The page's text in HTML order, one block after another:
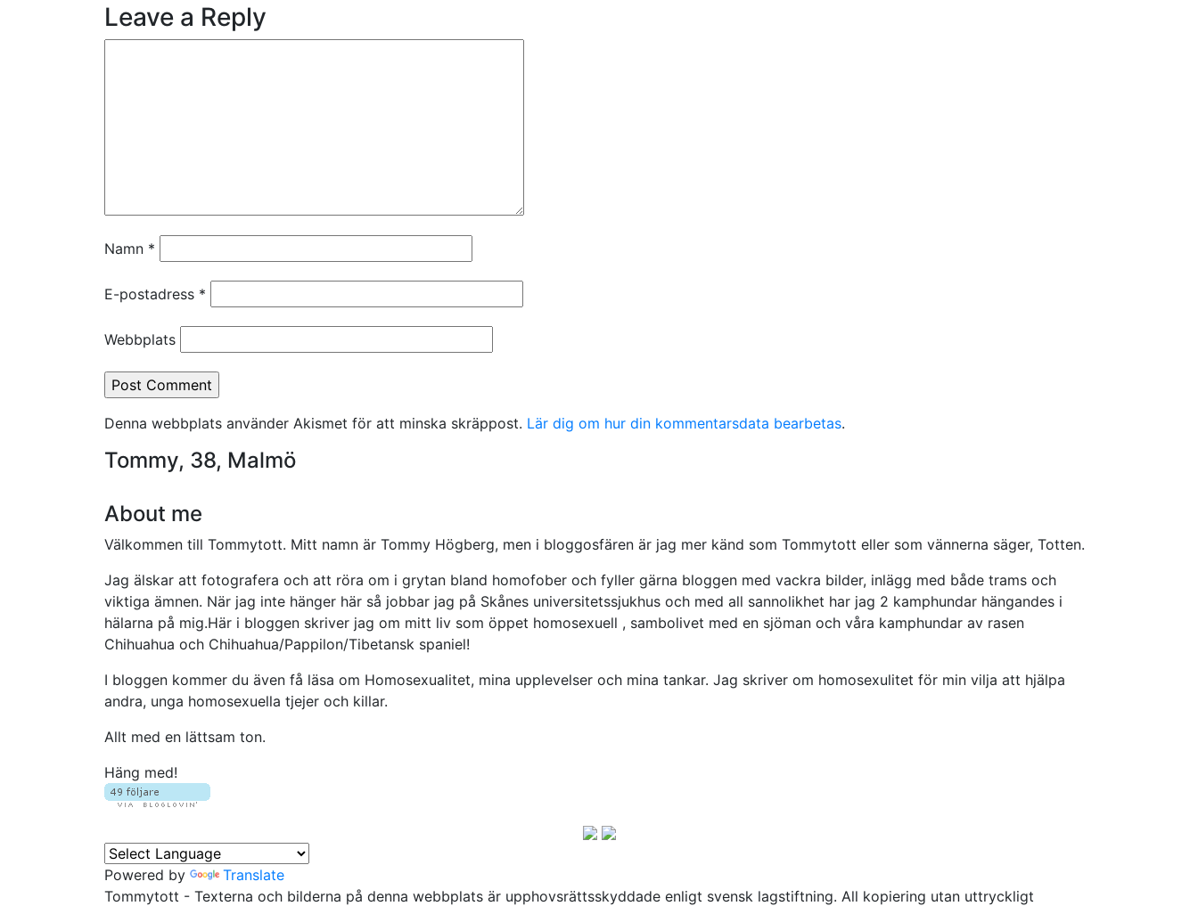
Leave a Reply
Namn *
E-postadress *
Webbplats
Denna webbplats använder Akismet för att minska skräppost. Lär dig om hur din kommentarsdata bearbetas.
Tommy, 38, Malmö
About me
Välkommen till Tommytott. Mitt namn är Tommy Högberg, men i bloggosfären är jag mer känd som Tommytott eller som vännerna säger, Totten.
Jag älskar att fotografera och att röra om i grytan bland homofober och fyller gärna bloggen med vackra bilder, inlägg med både trams och
viktiga ämnen. När jag inte hänger här så jobbar jag på Skånes universitetssjukhus och med all sannolikhet har jag 2 kamphundar hängandes i
hälarna på mig.Här i bloggen skriver jag om mitt liv som öppet homosexuell , sambolivet med en sjöman och våra kamphundar av rasen
Chihuahua och Chihuahua/Pappilon/Tibetansk spaniel!
I bloggen kommer du även få läsa om Homosexualitet, mina upplevelser och mina tankar. Jag skriver om homosexulitet för min vilja att hjälpa
andra, unga homosexuella tjejer och killar.
Allt med en lättsam ton.
Häng med!
Powered by
Translate
Tommytott - Texterna och bilderna på denna webbplats är upphovsrättsskyddade enligt svensk lagstiftning. All kopiering utan uttryckligt